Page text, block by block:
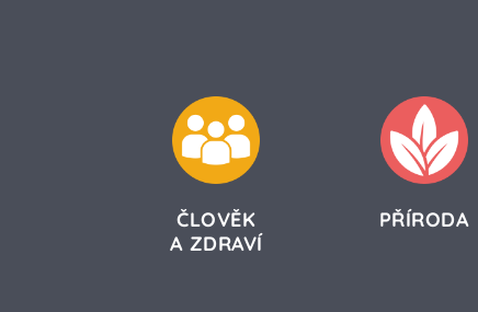
ČLOVĚK
A ZDRAVÍ
PŘÍRODA